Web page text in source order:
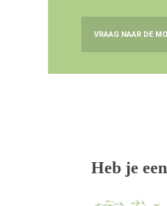
VRAAG NAAR DE
Heb je